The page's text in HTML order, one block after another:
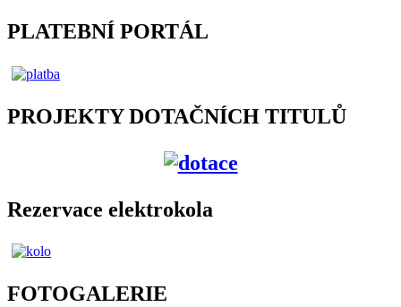
PLATEBNÍ PORTÁL
PROJEKTY DOTAČNÍCH TITULŮ
Rezervace elektrokola
FOTOGALERIE